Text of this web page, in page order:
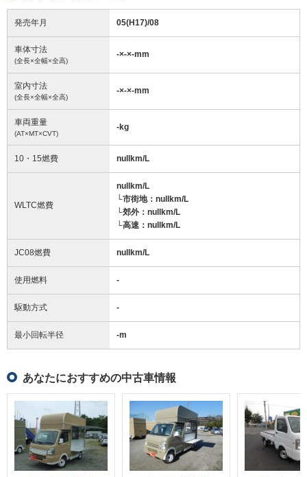
発売年月 05(H17)/08
車体寸法
(全長×全幅×全高)
-×-×-mm
室内寸法
(全長×全幅×全高)
-×-×-mm
車両重量
(AT×MT×CVT)
-kg
10・15燃費 nullkm/L
WLTC燃費
nullkm/L
└市街地：nullkm/L
└郊外：nullkm/L
└高速：nullkm/L
JC08燃費 nullkm/L
使用燃料 -
駆動方式 -
最小回転半径 -m
あなたにおすすめの中古車情報